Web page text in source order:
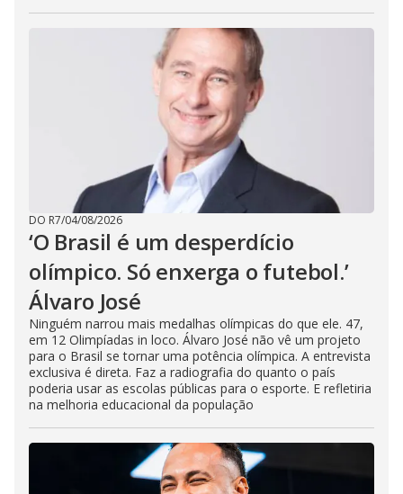
DO R7/04/08/2026
‘O Brasil é um desperdício
olímpico. Só enxerga o futebol.’
Álvaro José
Ninguém narrou mais medalhas olímpicas do que ele. 47,
em 12 Olimpíadas in loco. Álvaro José não vê um projeto
para o Brasil se tornar uma potência olímpica. A entrevista
exclusiva é direta. Faz a radiografia do quanto o país
poderia usar as escolas públicas para o esporte. E refletiria
na melhoria educacional da população